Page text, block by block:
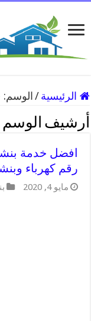
الرئيسية / الوسم:
أرشيف الوسم
رقم كهرباء
مايو 4, 2020